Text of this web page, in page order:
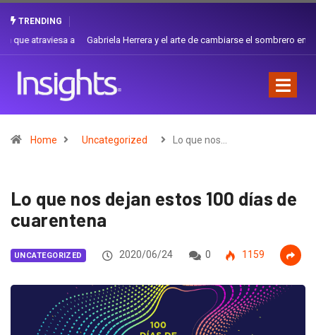
TRENDING
Gabriela Herrera y el arte de cambiarse el sombrero en Corporación
Home Uncategorized Lo que nos…
Lo que nos dejan estos 100 días de
cuarentena
UNCATEGORIZED 2020/06/24 0 1159